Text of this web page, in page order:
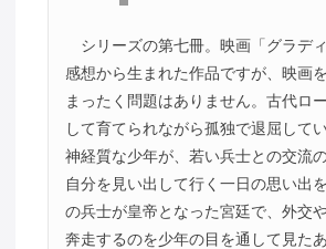
シリーズの第七冊。映画「グラデ
感想から生まれた作品ですが、映画
まったく問題はありません。古代ロ
して育てられながら孤独で退屈して
神経質な少年が、若い兵士との交流
自分を見い出して行く一日の思い出
の兵士が皇帝となった宮廷で、外交
奔走するのを少年の目を通して見た